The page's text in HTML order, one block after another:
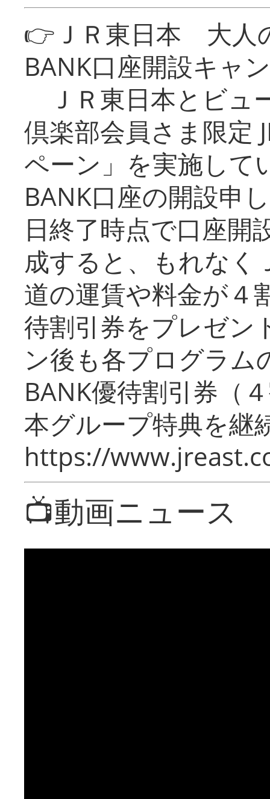
👉ＪＲ東日本 大人
BANK口座開設キャ
ＪＲ東日本とビュ
倶楽部会員さま限定
ペーン」を実施して
BANK口座の開設申
日終了時点で口座開
成すると、もれなく
道の運賃や料金が４
待割引券をプレゼン
ン後も各プログラム
BANK優待割引券（
本グループ特典を継
https://
📺動画ニュース